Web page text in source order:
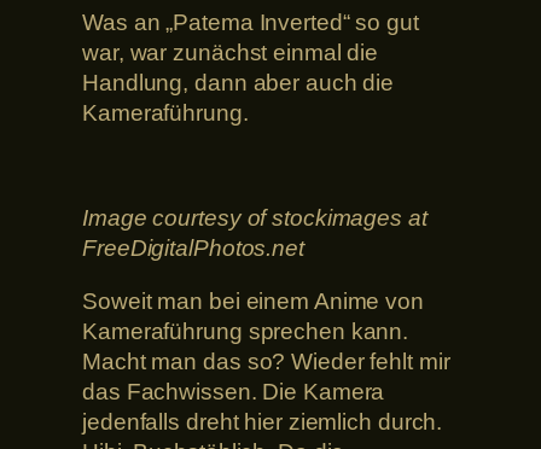
Was an „Patema Inverted“ so gut
war, war zunächst einmal die
Handlung, dann aber auch die
Kameraführung.
Image courtesy of stockimages at
FreeDigitalPhotos.net
Soweit man bei einem Anime von
Kameraführung sprechen kann.
Macht man das so? Wieder fehlt mir
das Fachwissen. Die Kamera
jedenfalls dreht hier ziemlich durch.